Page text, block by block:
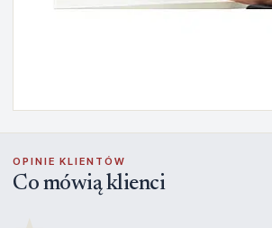
OPINIE KLIENTÓW
Co mówią klienci